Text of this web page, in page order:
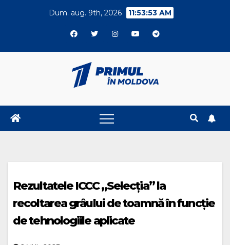
Dum. aug. 9th, 2026 11:53:54 AM
Rezultatele ICCC „Selecția” la
recoltarea grâului de toamnă în funcție
de tehnologiile aplicate